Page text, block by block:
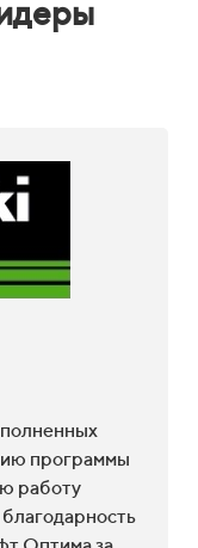
Оптима,
других
1С.